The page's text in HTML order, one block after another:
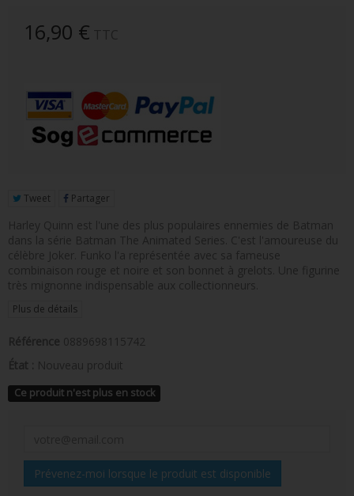
FIGURINE POP ROYALS FAMILY
FIGURINES POP AUTRES COMICS
POP PROTECTION
FUNKO VINYL SODA
FUNKO POP PIN
PELUCHE
16,90 €
Tweet Partager
Harley Quinn est l'une des plus populaires ennemies de Batman
dans la série Batman The Animated Series. C'est l'amoureuse du
célèbre Joker. Funko l'a représentée avec sa fameuse
combinaison rouge et noire et son bonnet à grelots. Une figurine
très mignonne indispensable aux collectionneurs.
Plus de détails
Référence 0889698115742
État : Nouveau produit
Ce produit n'est plus en stock
Prévenez-moi lorsque le produit est disponible